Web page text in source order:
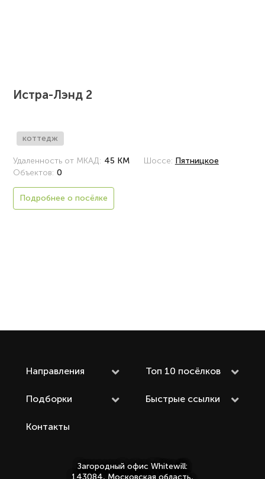
Истра-Лэнд 2
коттедж
Удаленность от МКАД: 45 КМ Шоссе: Пятницкое
Объектов: 0
Подробнее о посёлке
Направления Топ 10 посёлков
Подборки Быстрые ссылки
Контакты
Загородный офис Whitewill: